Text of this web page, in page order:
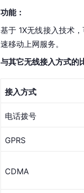
功能：
基于 1X无线接入技术
速移动上网服务。
与其它无线接入方式的
接入方式
电话拨号
GPRS
CDMA